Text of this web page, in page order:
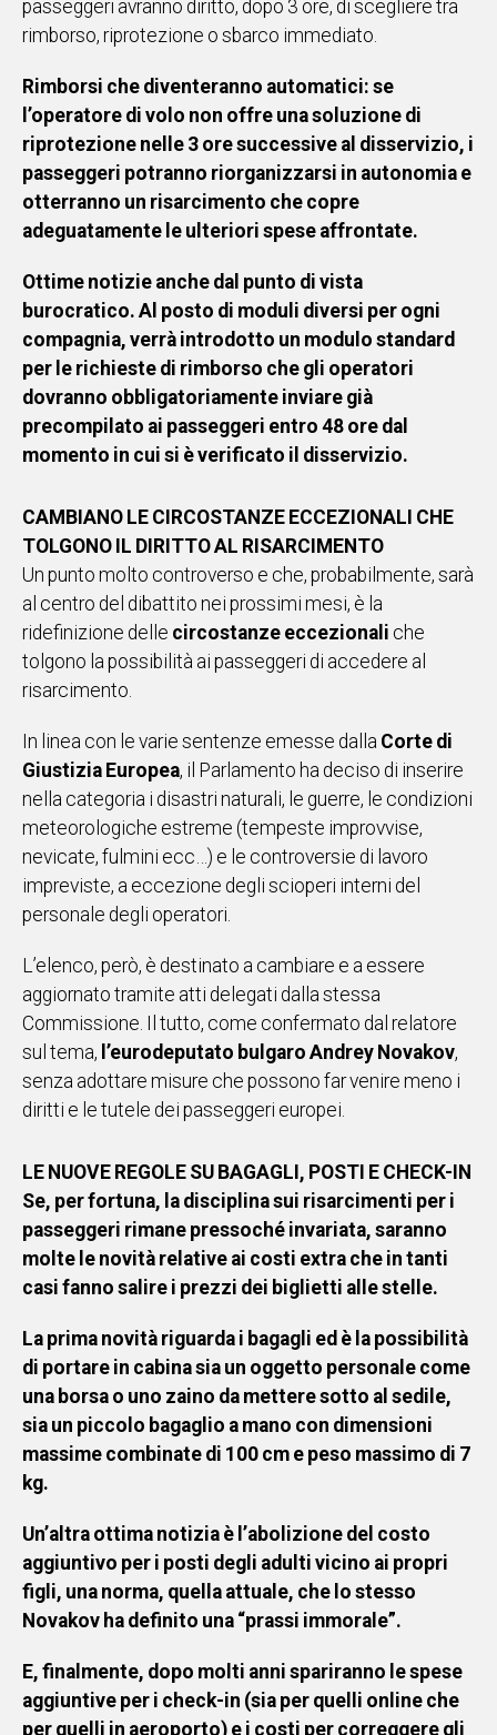
passeggeri avranno diritto, dopo 3 ore, di scegliere tra
rimborso, riprotezione o sbarco immediato.
Rimborsi che diventeranno automatici: se
l’operatore di volo non offre una soluzione di
riprotezione nelle 3 ore successive al disservizio, i
passeggeri potranno riorganizzarsi in autonomia e
otterranno un risarcimento che copre
adeguatamente le ulteriori spese affrontate.
Ottime notizie anche dal punto di vista
burocratico. Al posto di moduli diversi per ogni
compagnia, verrà introdotto un modulo standard
per le richieste di rimborso che gli operatori
dovranno obbligatoriamente inviare già
precompilato ai passeggeri entro 48 ore dal
momento in cui si è verificato il disservizio.
CAMBIANO LE CIRCOSTANZE ECCEZIONALI CHE
TOLGONO IL DIRITTO AL RISARCIMENTO
Un punto molto controverso e che, probabilmente, sarà
al centro del dibattito nei prossimi mesi, è la
ridefinizione delle circostanze eccezionali che
tolgono la possibilità ai passeggeri di accedere al
risarcimento.
In linea con le varie sentenze emesse dalla Corte di
Giustizia Europea, il Parlamento ha deciso di inserire
nella categoria i disastri naturali, le guerre, le condizioni
meteorologiche estreme (tempeste improvvise,
nevicate, fulmini ecc…) e le controversie di lavoro
impreviste, a eccezione degli scioperi interni del
personale degli operatori.
L’elenco, però, è destinato a cambiare e a essere
aggiornato tramite atti delegati dalla stessa
Commissione. Il tutto, come confermato dal relatore
sul tema, l’eurodeputato bulgaro Andrey Novakov,
senza adottare misure che possono far venire meno i
diritti e le tutele dei passeggeri europei.
LE NUOVE REGOLE SU BAGAGLI, POSTI E CHECK-IN
Se, per fortuna, la disciplina sui risarcimenti per i
passeggeri rimane pressoché invariata, saranno
molte le novità relative ai costi extra che in tanti
casi fanno salire i prezzi dei biglietti alle stelle.
La prima novità riguarda i bagagli ed è la possibilità
di portare in cabina sia un oggetto personale come
una borsa o uno zaino da mettere sotto al sedile,
sia un piccolo bagaglio a mano con dimensioni
massime combinate di 100 cm e peso massimo di 7
kg.
Un’altra ottima notizia è l’abolizione del costo
aggiuntivo per i posti degli adulti vicino ai propri
figli, una norma, quella attuale, che lo stesso
Novakov ha definito una “prassi immorale”.
E, finalmente, dopo molti anni spariranno le spese
aggiuntive per i check-in (sia per quelli online che
per quelli in aeroporto) e i costi per correggere gli